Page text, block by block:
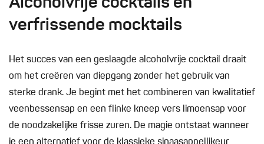
Alcoholvrije cocktails en
verfrissende mocktails
Het succes van een geslaagde alcoholvrije cocktail draait
om het creëren van diepgang zonder het gebruik van
sterke drank. Je begint met het combineren van kwalitatief
veenbessensap en een flinke kneep vers limoensap voor
de noodzakelijke frisse zuren. De magie ontstaat wanneer